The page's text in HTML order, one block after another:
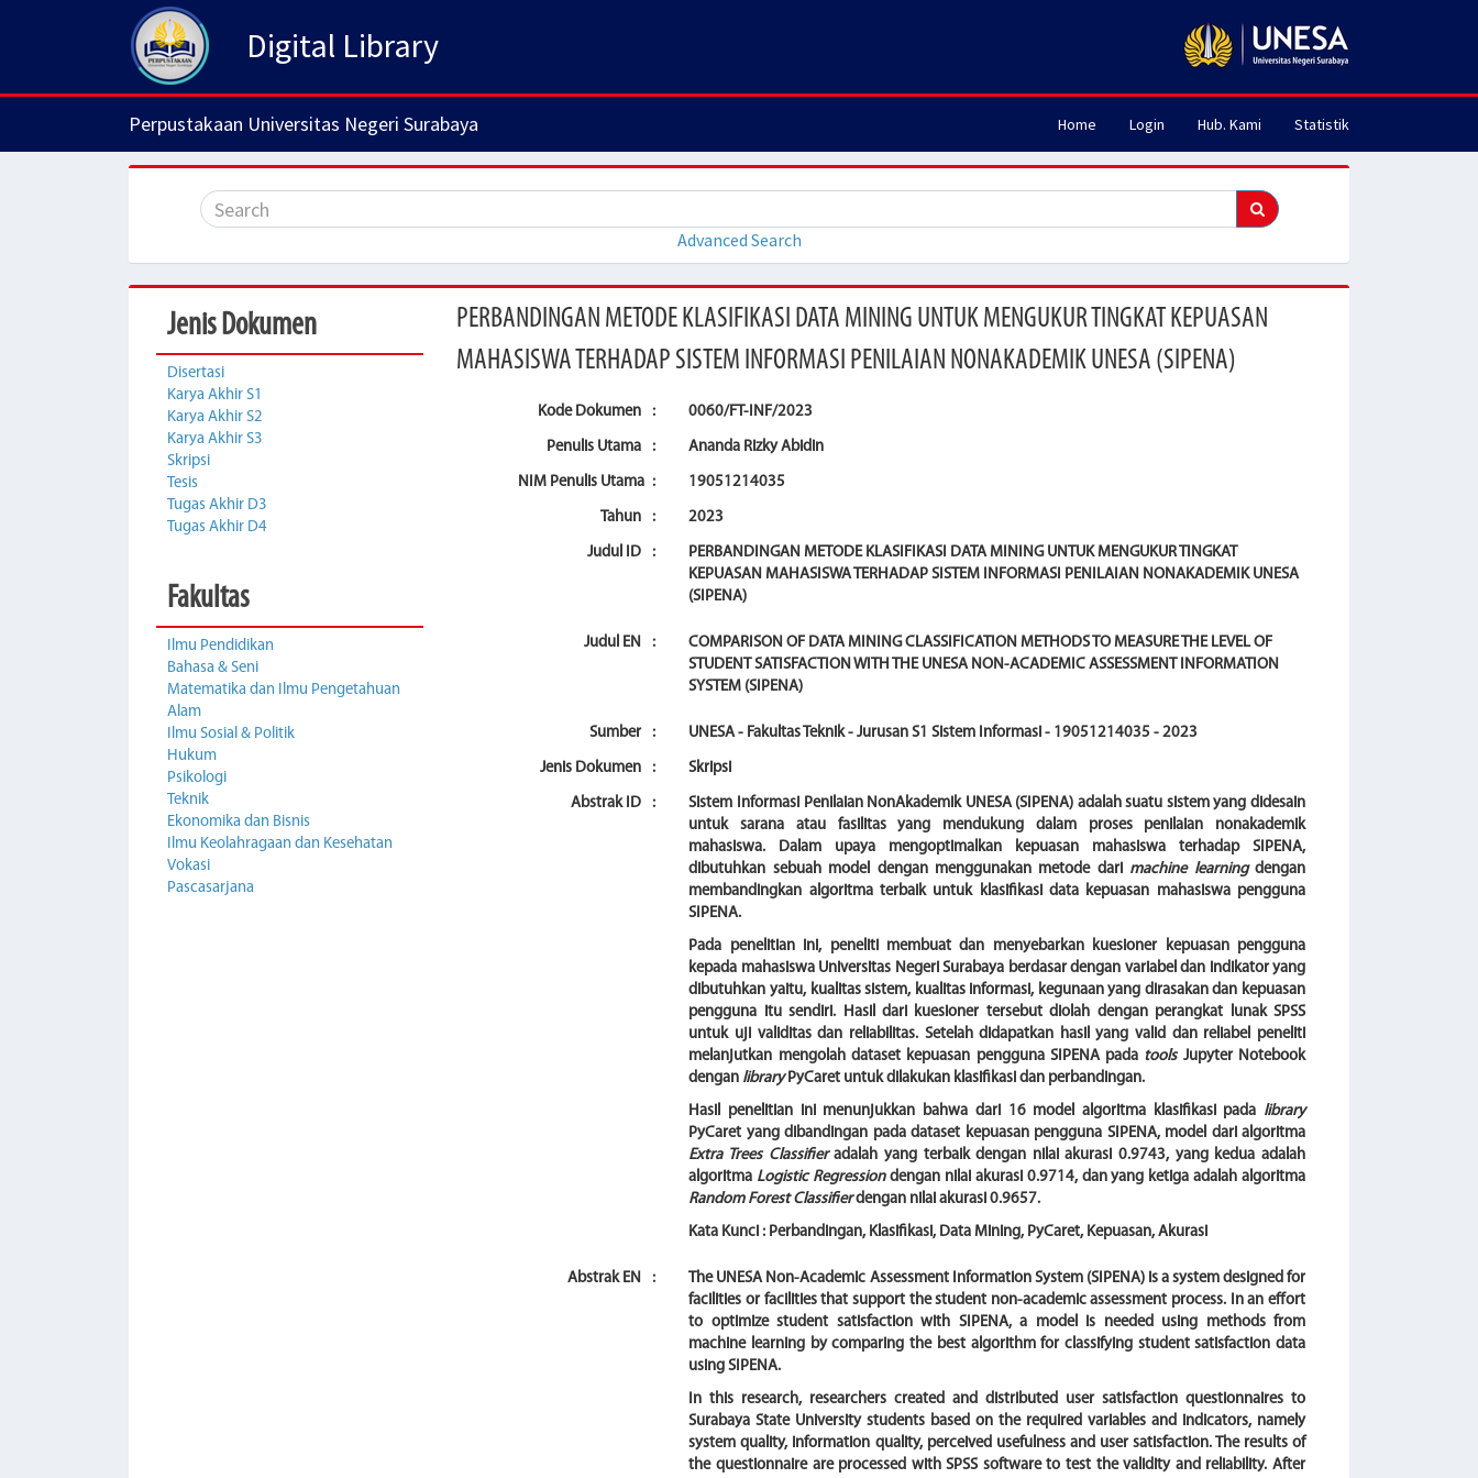
Digital Library
Perpustakaan Universitas Negeri Surabaya Home Login Hub. Kami Statistik
Advanced Search
Jenis Dokumen
Disertasi
Karya Akhir S1
Karya Akhir S2
Karya Akhir S3
Skripsi
Tesis
Tugas Akhir D3
Tugas Akhir D4
Fakultas
Ilmu Pendidikan
Bahasa & Seni
Matematika dan Ilmu Pengetahuan
Alam
Ilmu Sosial & Politik
Hukum
Psikologi
Teknik
Ekonomika dan Bisnis
Ilmu Keolahragaan dan Kesehatan
Vokasi
Pascasarjana
PERBANDINGAN METODE KLASIFIKASI DATA MINING UNTUK MENGUKUR TINGKAT KEPUASAN
MAHASISWA TERHADAP SISTEM INFORMASI PENILAIAN NONAKADEMIK UNESA (SIPENA)
Kode Dokumen : 0060/FT-INF/2023
Penulis Utama : Ananda Rizky Abidin
NIM Penulis Utama : 19051214035
Tahun : 2023
Judul ID :
PERBANDINGAN METODE KLASIFIKASI DATA MINING UNTUK MENGUKUR TINGKAT
KEPUASAN MAHASISWA TERHADAP SISTEM INFORMASI PENILAIAN NONAKADEMIK UNESA
(SIPENA)
Judul EN :
COMPARISON OF DATA MINING CLASSIFICATION METHODS TO MEASURE THE LEVEL OF
STUDENT SATISFACTION WITH THE UNESA NON-ACADEMIC ASSESSMENT INFORMATION
SYSTEM (SIPENA)
Sumber : UNESA - Fakultas Teknik - Jurusan S1 Sistem Informasi - 19051214035 - 2023
Jenis Dokumen : Skripsi
Abstrak ID :
Sistem Informasi Penilaian NonAkademik UNESA (SIPENA) adalah suatu sistem yang didesain
untuk sarana atau fasilitas yang mendukung dalam proses penilaian nonakademik
mahasiswa. Dalam upaya mengoptimalkan kepuasan mahasiswa terhadap SIPENA,
dibutuhkan sebuah model dengan menggunakan metode dari machine learningdengan
membandingkan algoritma terbaik untuk klasifikasi data kepuasan mahasiswa pengguna
SIPENA.
Pada penelitian ini, peneliti membuat dan menyebarkan kuesioner kepuasan pengguna
kepada mahasiswa Universitas Negeri Surabaya berdasar dengan variabel dan indikator yang
dibutuhkan yaitu, kualitas sistem, kualitas informasi, kegunaan yang dirasakan dan kepuasan
pengguna itu sendiri. Hasil dari kuesioner tersebut diolah dengan perangkat lunak SPSS
untuk uji validitas dan reliabilitas. Setelah didapatkan hasil yang valid dan reliabel peneliti
melanjutkan mengolah dataset kepuasan pengguna SIPENA pada tools Jupyter Notebook
dengan libraryPyCaret untuk dilakukan klasifikasi dan perbandingan.
Hasil penelitian ini menunjukkan bahwa dari 16 model algoritma klasifikasi pada library
PyCaret yang dibandingan pada dataset kepuasan pengguna SIPENA, model dari algoritma
Extra Trees Classifieradalah yang terbaik dengan nilai akurasi 0.9743, yang kedua adalah
algoritma Logistic Regressiondengan nilai akurasi 0.9714, dan yang ketiga adalah algoritma
Random Forest Classifierdengan nilai akurasi 0.9657.
Kata Kunci : Perbandingan, Klasifikasi, Data Mining, PyCaret, Kepuasan, Akurasi
Abstrak EN :
The UNESA Non-Academic Assessment Information System (SIPENA) is a system designed for
facilities or facilities that support the student non-academic assessment process. In an effort
to optimize student satisfaction with SIPENA, a model is needed using methods from
machine learning by comparing the best algorithm for classifying student satisfaction data
using SIPENA.
In this research, researchers created and distributed user satisfaction questionnaires to
Surabaya State University students based on the required variables and indicators, namely
system quality, information quality, perceived usefulness and user satisfaction. The results of
the questionnaire are processed with SPSS software to test the validity and reliability. After